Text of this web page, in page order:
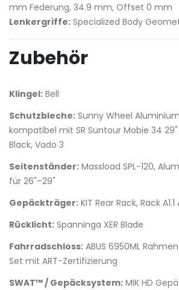
mm Federung, 34.9 mm, Offset 0 mm
Lenkergriffe: Specialized Body
Zubehör
Klingel: Bell
Schutzbleche: Sunny Wheel
kompatibel mit SR Suntour Mobie 34
Black, Vado 3
Seitenständer: Massload SPL-120,
für 26"–29"
Gepäckträger: KIT Rear Rack, Rack A1.1
Rücklicht: Spanninga XER Blade
Fahrradschloss: ABUS 6950ML
Set mit ART-Zertifizierung
SWAT™ / Gepäcksystem: MIK HD